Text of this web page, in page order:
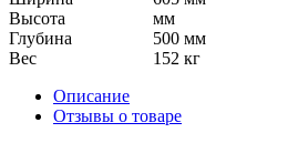
Высота
мм
Глубина
500 мм
Вес
152 кг
Описание
Отзывы о товаре